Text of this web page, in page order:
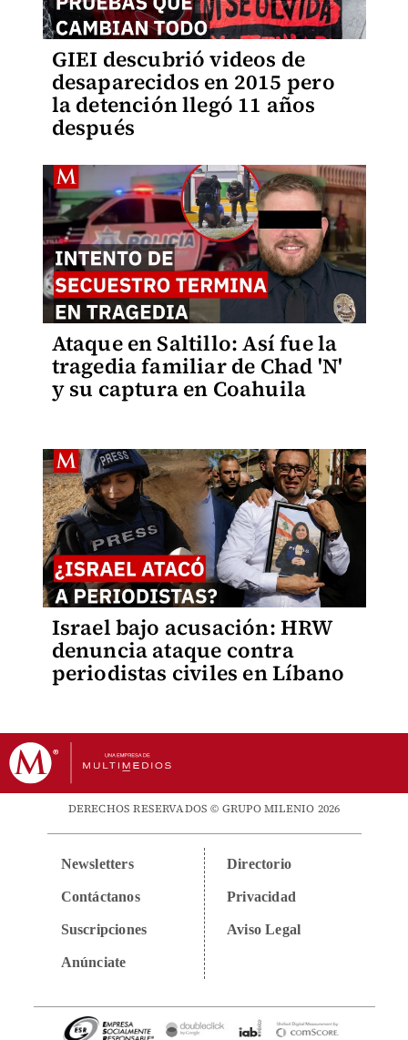
GIEI descubrió videos de
desaparecidos en 2015 pero
la detención llegó 11 años
después
Ataque en Saltillo: Así fue la
tragedia familiar de Chad 'N'
y su captura en Coahuila
Israel bajo acusación: HRW
denuncia ataque contra
periodistas civiles en Líbano
DERECHOS RESERVADOS © GRUPO MILENIO 2026
Newsletters
Contáctanos
Suscripciones
Anúnciate
Directorio
Privacidad
Aviso Legal